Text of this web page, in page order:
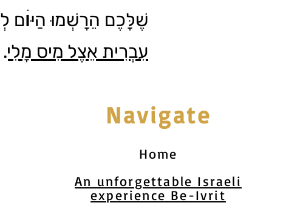
שֶׁלָּכֶם הֵרָשְׁמוּ הַיּוׄם לְ
עִבְרִית אֵצֶל מִיס מָלִי.
Navigate
Home
An unforgettable Israeli
experience Be-Ivrit